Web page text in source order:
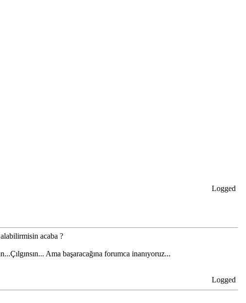
Logged
acaba ?
Ama başaracağına forumca inanıyoruz...
Logged